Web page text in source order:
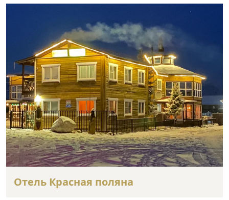
Отель Красная поляна